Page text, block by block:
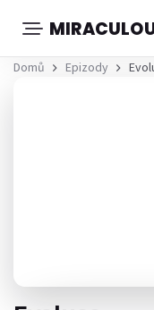
Domů Epizody